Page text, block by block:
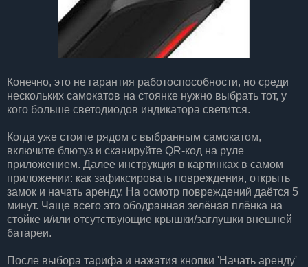
Конечно, это не гарантия работоспособности, но среди
нескольких самокатов на стоянке нужно выбрать тот, у
кого больше светодиодов индикатора светится.
Когда уже стоите рядом с выбранным самокатом,
включите блютуз и сканируйте QR-код на руле
приложением. Далее инструкция в картинках в самом
приложении: как зафиксировать повреждения, открыть
замок и начать аренду. На осмотр повреждений даётся 5
минут. Чаще всего это ободранная зелёная плёнка на
стойке и/или отсутствующие крышки/заглушки внешней
батареи.
После выбора тарифа и нажатия кнопки 'Начать аренду'